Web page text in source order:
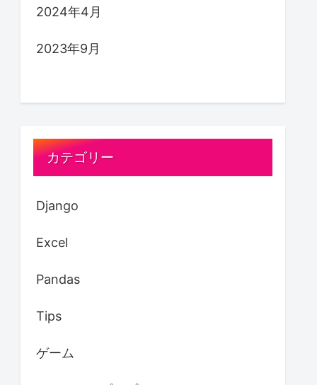
2024年4月
2023年9月
カテゴリー
Django
Excel
Pandas
Tips
ゲーム